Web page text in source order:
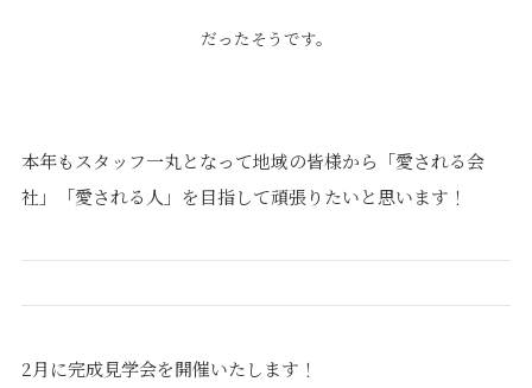
だったそうです。
本年もスタッフ一丸となって地域の皆様から「愛される会
社」「愛される人」を目指して頑張りたいと思います！
2月に完成見学会を開催いたします！